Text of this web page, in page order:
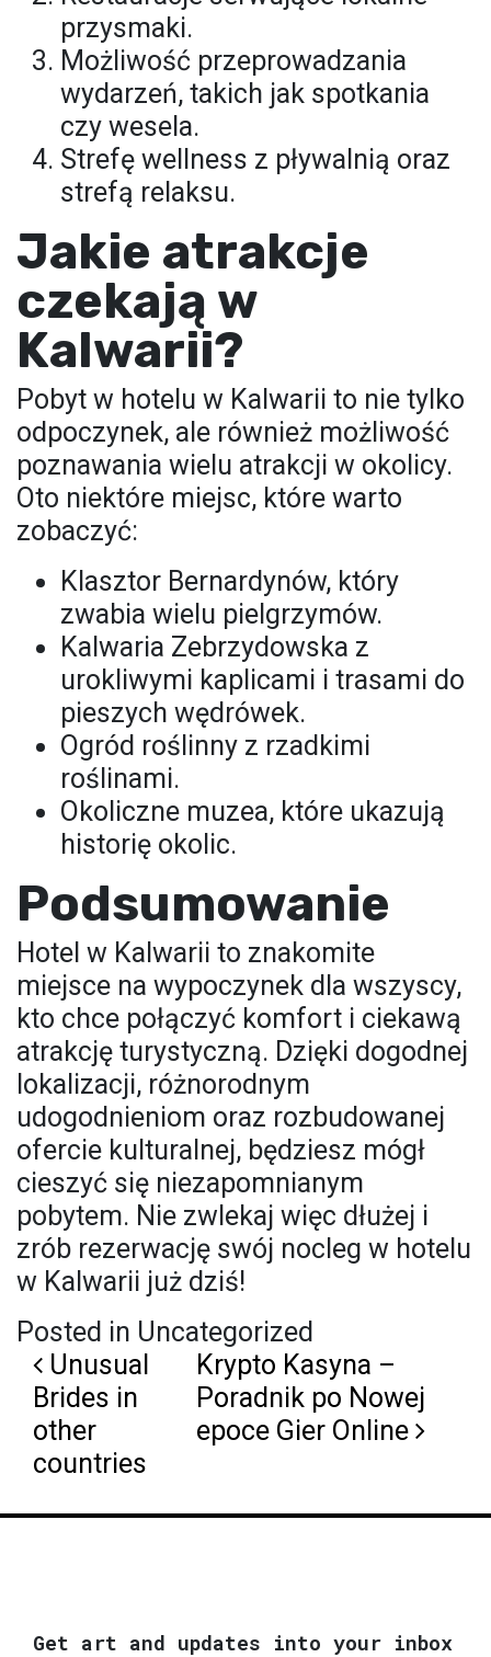
przysmaki.
Możliwość przeprowadzania
wydarzeń, takich jak spotkania
czy wesela.
Strefę wellness z pływalnią oraz
strefą relaksu.
Jakie atrakcje
czekają w
Kalwarii?
Pobyt w hotelu w Kalwarii to nie tylko
odpoczynek, ale również możliwość
poznawania wielu atrakcji w okolicy.
Oto niektóre miejsc, które warto
zobaczyć:
Klasztor Bernardynów, który
zwabia wielu pielgrzymów.
Kalwaria Zebrzydowska z
urokliwymi kaplicami i trasami do
pieszych wędrówek.
Ogród roślinny z rzadkimi
roślinami.
Okoliczne muzea, które ukazują
historię okolic.
Podsumowanie
Hotel w Kalwarii to znakomite
miejsce na wypoczynek dla wszyscy,
kto chce połączyć komfort i ciekawą
atrakcję turystyczną. Dzięki dogodnej
lokalizacji, różnorodnym
udogodnieniom oraz rozbudowanej
ofercie kulturalnej, będziesz mógł
cieszyć się niezapomnianym
pobytem. Nie zwlekaj więc dłużej i
zrób rezerwację swój nocleg w hotelu
w Kalwarii już dziś!
Posted in Uncategorized
Post navigation
Unusual
Brides in
other
countries
Krypto Kasyna –
Poradnik po Nowej
epoce Gier Online
Get art and updates into your inbox